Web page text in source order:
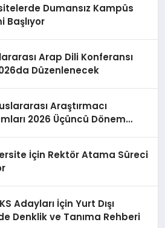
Dumansız Kampüs
Başlıyor
Arap Dili Konferansı
Düzenlenecek
Araştırmacı
2026 Üçüncü Dönem
İçin Rektör Atama Süreci
Adayları İçin Yurt Dışı
Denklik ve Tanıma Rehberi